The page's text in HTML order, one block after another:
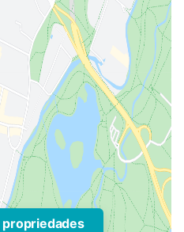
propriedades